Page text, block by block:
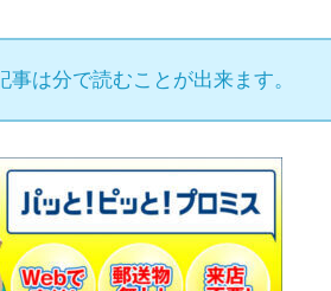
事は分で読むことが出来ます。